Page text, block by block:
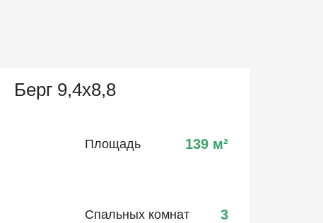
Берг 9,4х8,8
Площадь 139 м²
Спальных комнат 3